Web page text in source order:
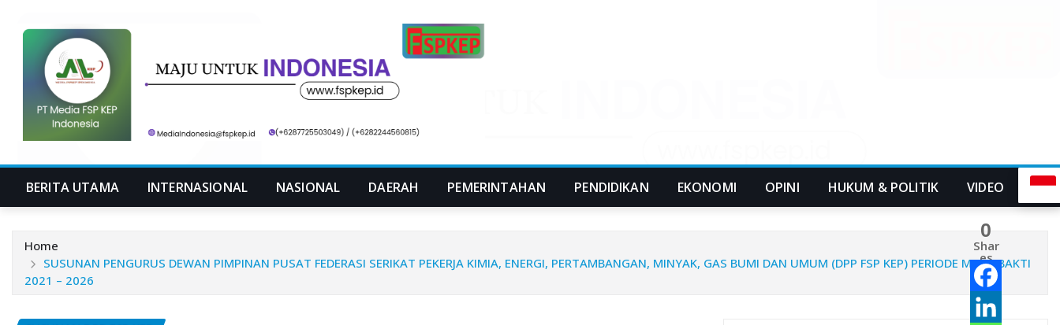
BERITA UTAMA INTERNASIONAL NASIONAL DAERAH PEMERINTAHAN PENDIDIKAN EKONOMI OPINI HUKUM & POLITIK VIDEO
Home
SUSUNAN PENGURUS DEWAN PIMPINAN PUSAT FEDERASI SERIKAT PEKERJA KIMIA, ENERGI, PERTAMBANGAN, MINYAK, GAS BUMI DAN UMUM (DPP FSP KEP) PERIODE MASA BAKTI
2021 – 2026
0
Shar
es